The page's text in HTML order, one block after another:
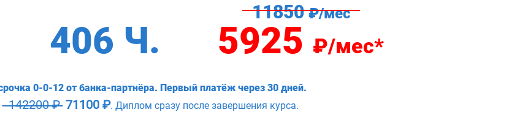
406 Ч.
11850₽/мес
5925 ₽/мес*
0-0-12 от банка-партнёра. Первый платёж через 30 дней.
142200 ₽71100 ₽. Диплом сразу после завершения курса.